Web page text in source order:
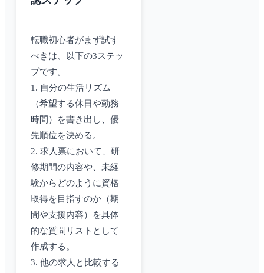
転職初心者がまず試す
べきは、以下の3ステッ
プです。
1. 自分の生活リズム
（希望する休日や勤務
時間）を書き出し、優
先順位を決める。
2. 求人票において、研
修期間の内容や、未経
験からどのように資格
取得を目指すのか（期
間や支援内容）を具体
的な質問リストとして
作成する。
3. 他の求人と比較する